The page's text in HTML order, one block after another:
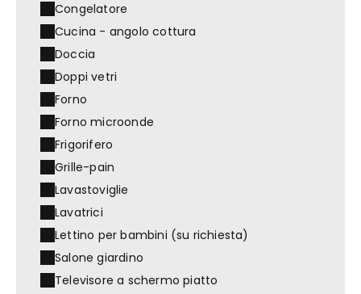
Congelatore
Cucina - angolo cottura
Doccia
Doppi vetri
Forno
Forno microonde
Frigorifero
Grille-pain
Lavastoviglie
Lavatrici
Lettino per bambini (su richiesta)
Salone giardino
Televisore a schermo piatto